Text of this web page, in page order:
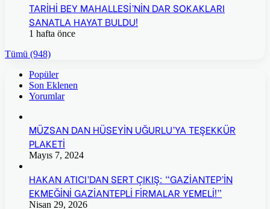
TARİHİ BEY MAHALLESİ’NİN DAR SOKAKLARI
SANATLA HAYAT BULDU!
1 hafta önce
Tümü (948)
Popüler
Son Eklenen
Yorumlar
MÜZSAN DAN HÜSEYİN UĞURLU’YA TEŞEKKÜR
PLAKETİ
Mayıs 7, 2024
HAKAN ATICI’DAN SERT ÇIKIŞ: “GAZİANTEP’İN
EKMEĞİNİ GAZİANTEPLİ FİRMALAR YEMELİ!”
Nisan 29, 2026